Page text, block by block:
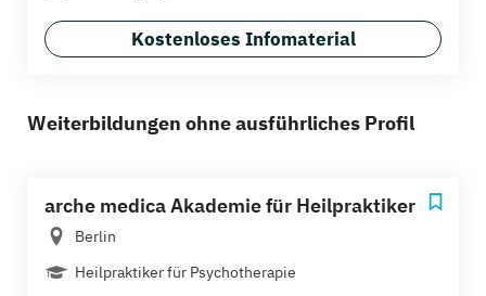
Kostenloses Infomaterial
Weiterbildungen ohne ausführliches Profil
arche medica Akademie für Heilpraktiker
Berlin
Heilpraktiker für Psychotherapie